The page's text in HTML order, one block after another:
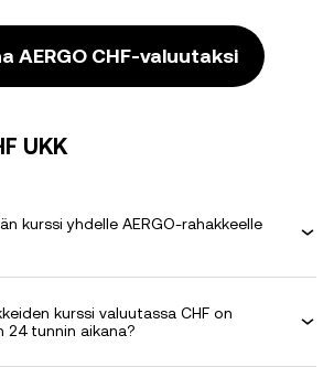
AERGO CHF-valuutaksi
UKK
kurssi yhdelle AERGO-rahakkeelle
kurssi valuutassa CHF on
24 tunnin aikana?